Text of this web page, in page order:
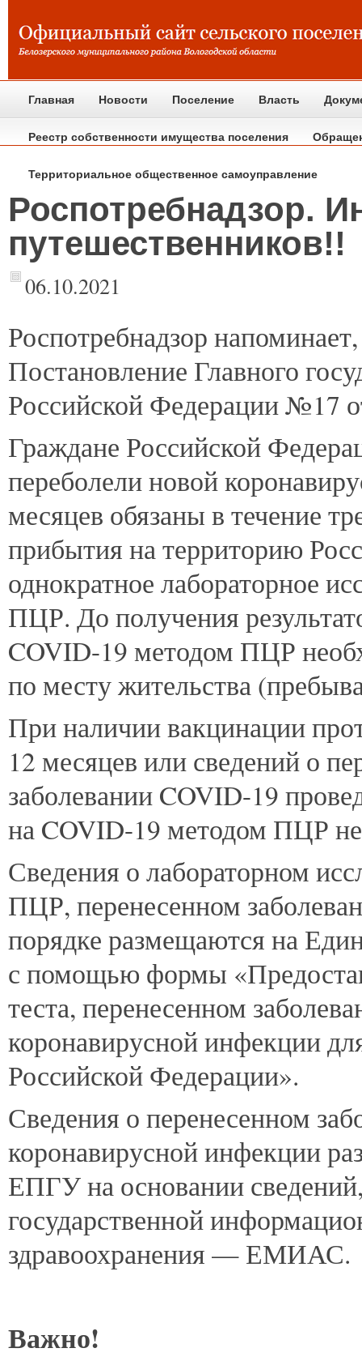
Главная Новости Поселение Власть
Реестр собственности имущества поселения
Территориальное общественное самоуправление
Роспотребнадзор.
путешественников!!
06.10.2021
Роспотребнадзор
Постановление Главного
Российской Федерации №17
Граждане Российской
переболели новой
месяцев обязаны в течение
прибытия на территорию
однократное лабораторное
ПЦР. До получения
COVID-19 методом ПЦР
по месту жительства
При наличии вакцинации
12 месяцев или сведений о
заболевании COVID-19
на COVID-19 методом ПЦР не
Сведения о лабораторном
ПЦР, перенесенном
порядке размещаются на
с помощью формы
теста, перенесенном
коронавирусной инфекции
Российской Федерации».
Сведения о перенесенном
коронавирусной инфекции
ЕПГУ на основании
государственной
здравоохранения — ЕМИАС.
Важно!